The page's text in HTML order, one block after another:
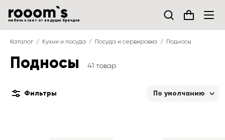
мебель и свет от ведущих брендов
Каталог Кухни и посуда Посуда и сервировка Подносы
Подносы 41 товар
Фильтры По умолчанию